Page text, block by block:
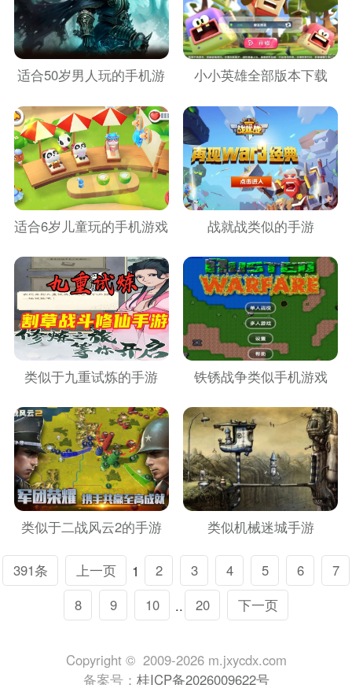
适合50岁男人玩的手机游
戏
小小英雄全部版本下载
适合6岁儿童玩的手机游戏 战就战类似的手游
类似于九重试炼的手游 铁锈战争类似手机游戏
类似于二战风云2的手游 类似机械迷城手游
391条 上一页 1 2 3 4 5 6
7
8
9 10 .. 20 下一页
Copyright © 2009-2026 m.jxycdx.com
备案号： 桂ICP备2026009622号